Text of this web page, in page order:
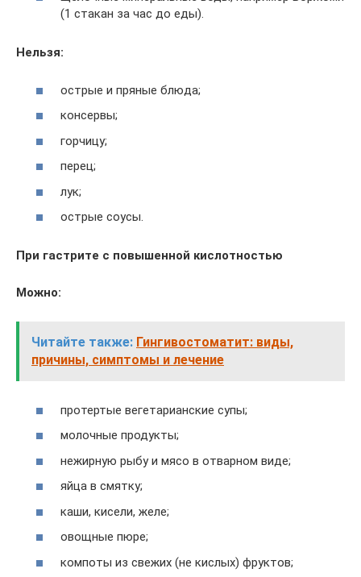
(1 стакан за час до еды).
Нельзя:
острые и пряные блюда;
консервы;
горчицу;
перец;
лук;
острые соусы.
При гастрите с повышенной кислотностью
Можно:
Читайте также: Гингивостоматит: виды,
причины, симптомы и лечение
протертые вегетарианские супы;
молочные продукты;
нежирную рыбу и мясо в отварном виде;
яйца в смятку;
каши, кисели, желе;
овощные пюре;
компоты из свежих (не кислых) фруктов;